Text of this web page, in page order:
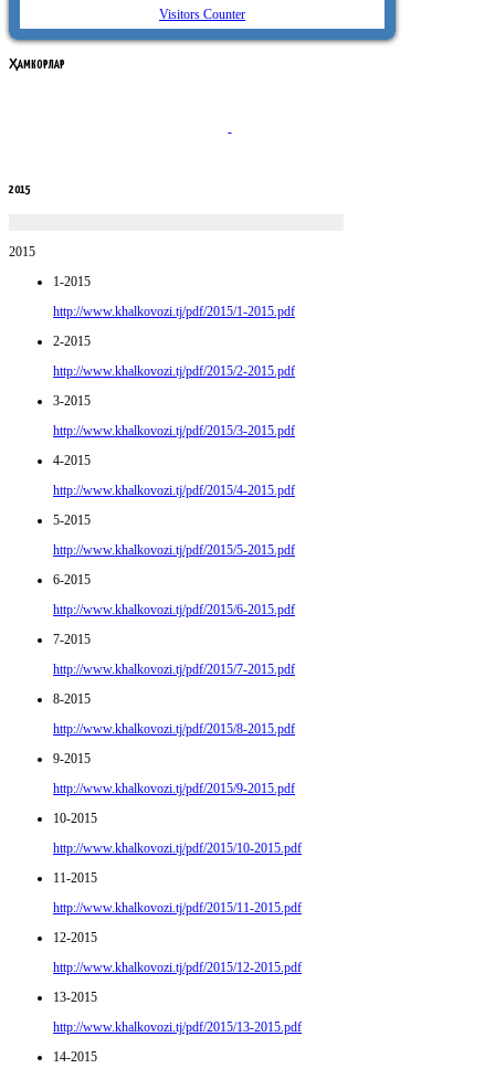
Visitors Counter
ҲАМКОРЛАР
2015
2015
1-2015
http://www.khalkovozi.tj/pdf/2015/1-2015.pdf
2-2015
http://www.khalkovozi.tj/pdf/2015/2-2015.pdf
3-2015
http://www.khalkovozi.tj/pdf/2015/3-2015.pdf
4-2015
http://www.khalkovozi.tj/pdf/2015/4-2015.pdf
5-2015
http://www.khalkovozi.tj/pdf/2015/5-2015.pdf
6-2015
http://www.khalkovozi.tj/pdf/2015/6-2015.pdf
7-2015
http://www.khalkovozi.tj/pdf/2015/7-2015.pdf
8-2015
http://www.khalkovozi.tj/pdf/2015/8-2015.pdf
9-2015
http://www.khalkovozi.tj/pdf/2015/9-2015.pdf
10-2015
http://www.khalkovozi.tj/pdf/2015/10-2015.pdf
11-2015
http://www.khalkovozi.tj/pdf/2015/11-2015.pdf
12-2015
http://www.khalkovozi.tj/pdf/2015/12-2015.pdf
13-2015
http://www.khalkovozi.tj/pdf/2015/13-2015.pdf
14-2015